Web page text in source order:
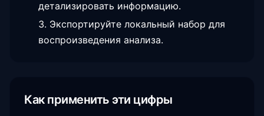
детализировать информацию.
Экспортируйте локальный набор для
воспроизведения анализа.
Как применить эти цифры